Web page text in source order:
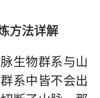
方法详解
生物群系与山
系中皆不会出